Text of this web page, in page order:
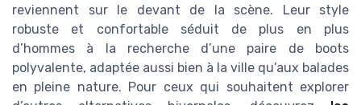
reviennent sur le devant de la scène. Leur style
robuste et confortable séduit de plus en plus
d’hommes à la recherche d’une paire de boots
polyvalente, adaptée aussi bien à la ville qu’aux balades
en pleine nature. Pour ceux qui souhaitent explorer